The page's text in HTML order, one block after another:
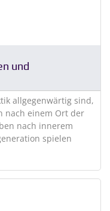
und
allgegenwärtig sind,
nach einem Ort der
nach innerem
spielen